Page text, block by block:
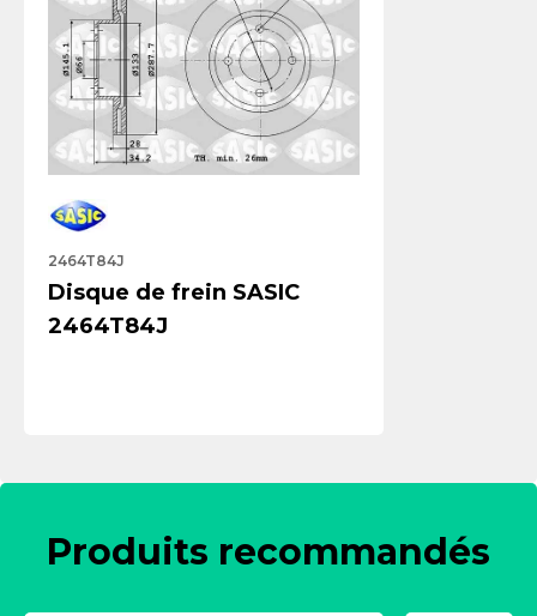
2464T84J
Disque de frein SASIC
2464T84J
Produits recommandés